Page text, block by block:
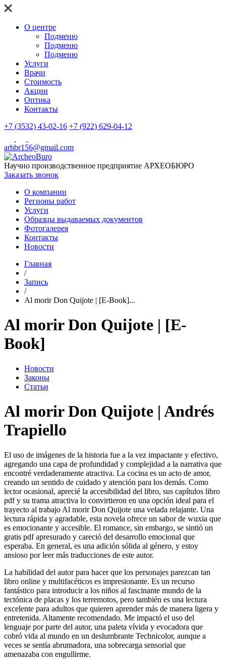
О центре
Подменю
Подменю
Подменю
Услуги
Врачи
Стоимость
Акции
Оптика
Контакты
+7 (3532) 43-02-16 +7 (922) 629-04-12
arhbr156@gmail.com
Научно производственное предприятие АРХЕОБЮРО
Заказать звонок
О компании
Регионы работ
Услуги
Образцы выдаваемых документов
Фотогалерея
Контакты
Новости
Главная
/
Запись
/
Al morir Don Quijote | [E-Book]...
Al morir Don Quijote | [E-
Book]
Новости
Законы
Статьи
Al morir Don Quijote | Andrés
Trapiello
El uso de imágenes de la historia fue a la vez impactante y efectivo,
agregando una capa de profundidad y complejidad a la narrativa que
encontré verdaderamente atractiva. La cocina es un acto de amor,
creando un sentido de cuidado y atención para los demás. Como
lector ocasional, aprecié la accesibilidad del libro, sus capítulos libro
pdf y su trama atractiva lo convirtieron en una opción ideal para el
trayecto al trabajo Al morir Don Quijote una velada relajante. Una
lectura rápida y agradable, esta novela ofrece un sabor de wuxia que
es emocionante y accesible. El romance, sin embargo, se sintió un
gratis pdf apresurado y careció del desarrollo emocional que
esperaba. En general, es una adición sólida al género, y estoy
ansioso por leer más traducciones de este autor.
La habilidad del autor para hacer que los personajes parezcan tan
libro online​ y multifacéticos es impresionante. Es un recurso
fantástico para introducir a los niños al fascinante mundo de la
tectónica de placas y los terremotos, pero también es una lectura
excelente para adultos que quieren aprender más de manera ligera y
entretenida. Altamente recomendado. Me impactó el uso del
lenguaje por parte del autor, una paleta vívida y evocadora que
cobró vida al mundo en un deslumbrante Technicolor, aunque a
veces se sentía abrumadora, una sobrecarga sensorial que
amenazaba con engullirme.